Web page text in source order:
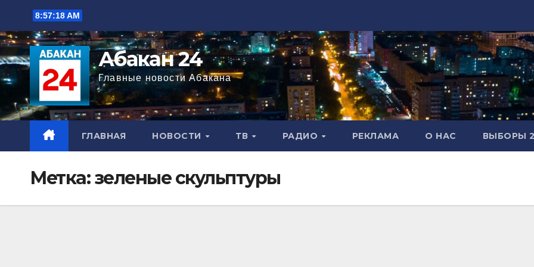
Перейти
содержимому
8:57:19 AM
Абакан 24
Главные новости Абакана
ГЛАВНАЯ НОВОСТИ ТВ РАДИО РЕКЛАМА О НАС ВЫБОРЫ
Метка:зеленые скульптуры